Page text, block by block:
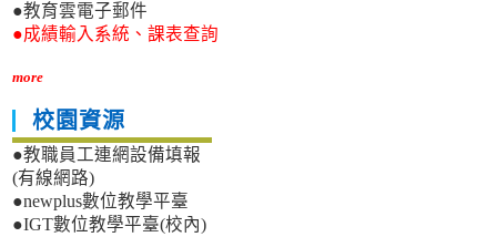
●教育雲電子郵件
●成績輸入系統、課表查詢
more
校園資源
●教職員工連網設備填報
(有線網路)
●newplus數位教學平臺
●IGT數位教學平臺(校內)